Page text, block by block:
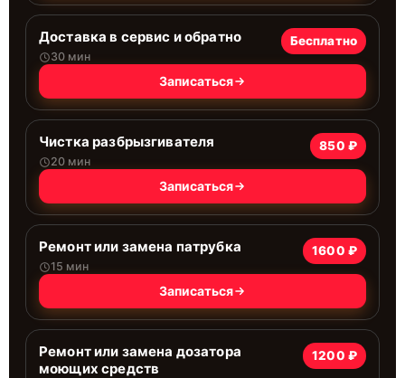
Доставка в сервис и обратно
30 мин
Бесплатно
Записаться
Чистка разбрызгивателя
20 мин
850 ₽
Записаться
Ремонт или замена патрубка
15 мин
1600 ₽
Записаться
Ремонт или замена дозатора
моющих средств
1200 ₽